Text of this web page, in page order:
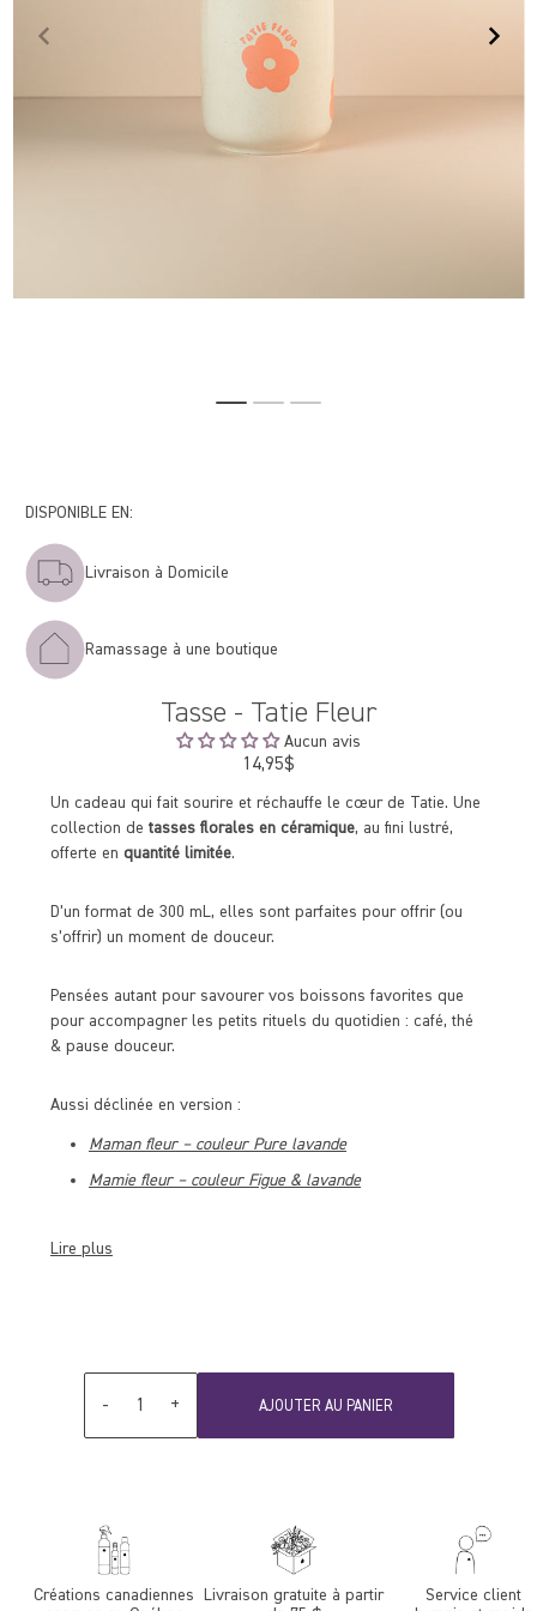
Tasse - Tatie Fleur
Aucun avis
14,95$
Un cadeau qui fait sourire et réchauffe le cœur de Tatie. Une
collection de tasses florales en céramique, au fini lustré,
offerte en quantité limitée.
D’un format de 300 mL, elles sont parfaites pour offrir (ou
s’offrir) un moment de douceur.
Pensées autant pour savourer vos boissons favorites que
pour accompagner les petits rituels du quotidien : café, thé
& pause douceur.
Aussi déclinée en version :
Maman fleur – couleur Pure lavande
Mamie fleur – couleur Figue & lavande
Lire plus
Quantité
-
+ AJOUTER AU PANIER
DISPONIBLE EN:
Livraison à Domicile
Ramassage à une boutique
Créations canadiennes Livraison gratuite à partir
Service client